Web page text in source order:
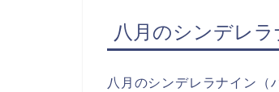
八月のシンデレ
八月のシンデレラナイン（